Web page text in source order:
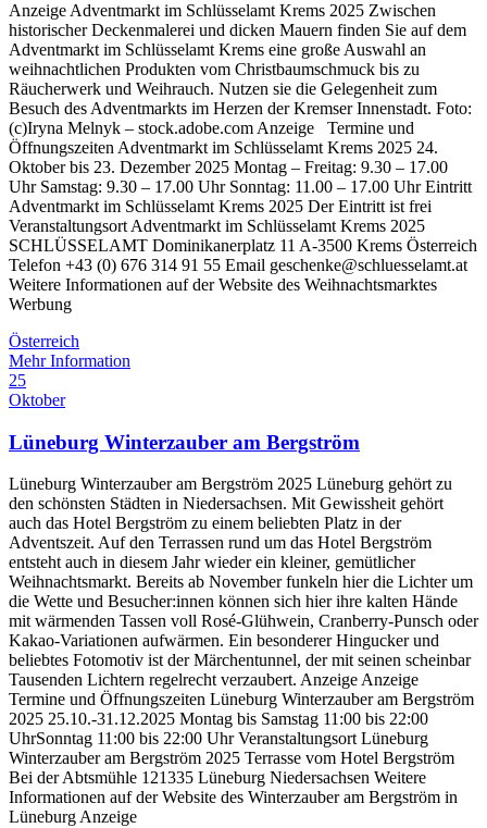
Anzeige Adventmarkt im Schlüsselamt Krems 2025 Zwischen
historischer Deckenmalerei und dicken Mauern finden Sie auf dem
Adventmarkt im Schlüsselamt Krems eine große Auswahl an
weihnachtlichen Produkten vom Christbaumschmuck bis zu
Räucherwerk und Weihrauch. Nutzen sie die Gelegenheit zum
Besuch des Adventmarkts im Herzen der Kremser Innenstadt. Foto:
(c)Iryna Melnyk – stock.adobe.com Anzeige Termine und
Öffnungszeiten Adventmarkt im Schlüsselamt Krems 2025 24.
Oktober bis 23. Dezember 2025 Montag – Freitag: 9.30 – 17.00
Uhr Samstag: 9.30 – 17.00 Uhr Sonntag: 11.00 – 17.00 Uhr Eintritt
Adventmarkt im Schlüsselamt Krems 2025 Der Eintritt ist frei
Veranstaltungsort Adventmarkt im Schlüsselamt Krems 2025
SCHLÜSSELAMT Dominikanerplatz 11 A-3500 Krems Österreich
Telefon +43 (0) 676 314 91 55 Email geschenke@schluesselamt.at
Weitere Informationen auf der Website des Weihnachtsmarktes
Werbung
Österreich
Mehr Information
25
Oktober
Lüneburg Winterzauber am Bergström
Lüneburg Winterzauber am Bergström 2025 Lüneburg gehört zu
den schönsten Städten in Niedersachsen. Mit Gewissheit gehört
auch das Hotel Bergström zu einem beliebten Platz in der
Adventszeit. Auf den Terrassen rund um das Hotel Bergström
entsteht auch in diesem Jahr wieder ein kleiner, gemütlicher
Weihnachtsmarkt. Bereits ab November funkeln hier die Lichter um
die Wette und Besucher:innen können sich hier ihre kalten Hände
mit wärmenden Tassen voll Rosé-Glühwein, Cranberry-Punsch oder
Kakao-Variationen aufwärmen. Ein besonderer Hingucker und
beliebtes Fotomotiv ist der Märchentunnel, der mit seinen scheinbar
Tausenden Lichtern regelrecht verzaubert. Anzeige Anzeige
Termine und Öffnungszeiten Lüneburg Winterzauber am Bergström
2025 25.10.-31.12.2025 Montag bis Samstag 11:00 bis 22:00
UhrSonntag 11:00 bis 22:00 Uhr Veranstaltungsort Lüneburg
Winterzauber am Bergström 2025 Terrasse vom Hotel Bergström
Bei der Abtsmühle 121335 Lüneburg Niedersachsen Weitere
Informationen auf der Website des Winterzauber am Bergström in
Lüneburg Anzeige